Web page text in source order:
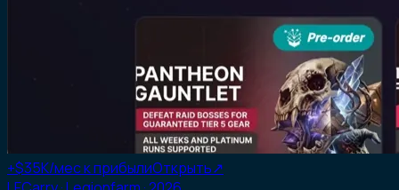
+$35K/мес к прибылиОткрыть↗